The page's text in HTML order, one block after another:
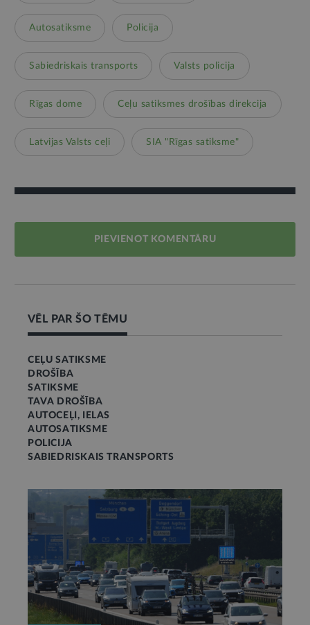
Autosatiksme Policija
Sabiedriskais transports Valsts policija
Rīgas dome Ceļu satiksmes drošības direkcija
Latvijas Valsts ceļi SIA "Rīgas satiksme"
PIEVIENOT KOMENTĀRU
VĒL PAR ŠO TĒMU
CEĻU SATIKSME
DROŠĪBA
SATIKSME
TAVA DROŠĪBA
AUTOCEĻI, IELAS
AUTOSATIKSME
POLICIJA
SABIEDRISKAIS TRANSPORTS